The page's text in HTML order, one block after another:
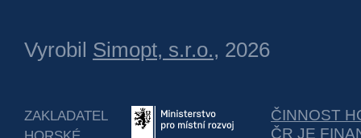
Vyrobil Simopt, s.r.o., 2026
ZAKLADATEL
ČINNOST
ČR JE